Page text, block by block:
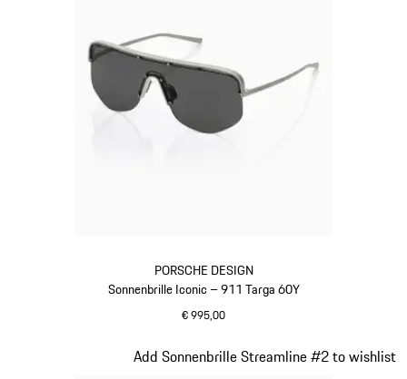
PORSCHE DESIGN
Sonnenbrille Iconic – 911 Targa 60Y
€ 995,00
Add Sonnenbrille Streamline #2 to wishlist